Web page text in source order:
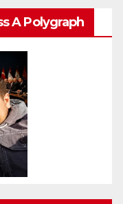
A Polygraph